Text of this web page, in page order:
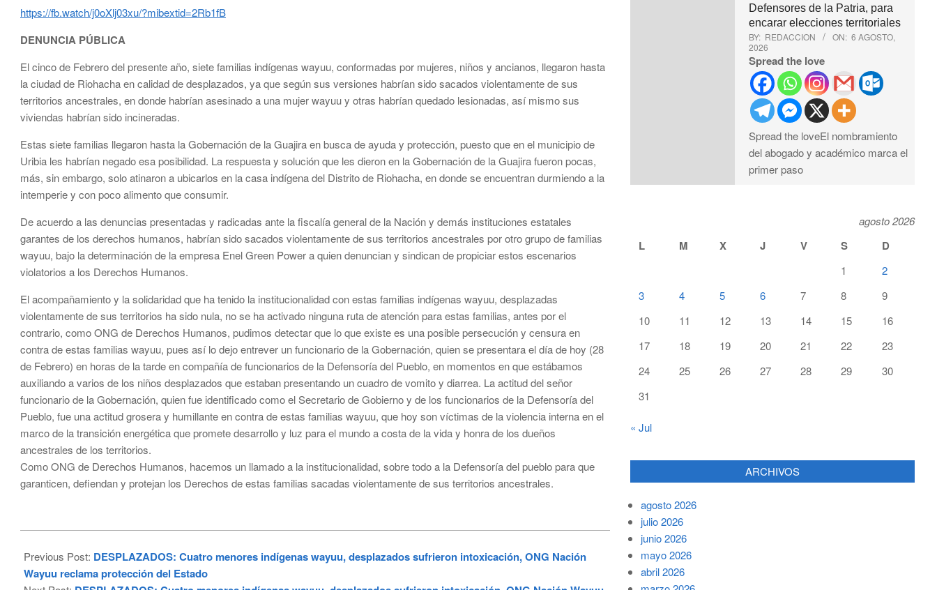
https://fb.watch/j0oXlj03xu/?mibextid=2Rb1fB
DENUNCIA PÚBLICA
El cinco de Febrero del presente año, siete familias indígenas wayuu, conformadas por mujeres, niños y ancianos, llegaron hasta
la ciudad de Riohacha en calidad de desplazados, ya que según sus versiones habrían sido sacados violentamente de sus
territorios ancestrales, en donde habrían asesinado a una mujer wayuu y otras habrían quedado lesionadas, así mismo sus
viviendas habrían sido incineradas.
Estas siete familias llegaron hasta la Gobernación de la Guajira en busca de ayuda y protección, puesto que en el municipio de
Uribia les habrían negado esa posibilidad. La respuesta y solución que les dieron en la Gobernación de la Guajira fueron pocas,
más, sin embargo, solo atinaron a ubicarlos en la casa indígena del Distrito de Riohacha, en donde se encuentran durmiendo a la
intemperie y con poco alimento que consumir.
De acuerdo a las denuncias presentadas y radicadas ante la fiscalía general de la Nación y demás instituciones estatales
garantes de los derechos humanos, habrían sido sacados violentamente de sus territorios ancestrales por otro grupo de familias
wayuu, bajo la determinación de la empresa Enel Green Power a quien denuncian y sindican de propiciar estos escenarios
violatorios a los Derechos Humanos.
El acompañamiento y la solidaridad que ha tenido la institucionalidad con estas familias indígenas wayuu, desplazadas
violentamente de sus territorios ha sido nula, no se ha activado ninguna ruta de atención para estas familias, antes por el
contrario, como ONG de Derechos Humanos, pudimos detectar que lo que existe es una posible persecución y censura en
contra de estas familias wayuu, pues así lo dejo entrever un funcionario de la Gobernación, quien se presentara el día de hoy (28
de Febrero) en horas de la tarde en compañía de funcionarios de la Defensoría del Pueblo, en momentos en que estábamos
auxiliando a varios de los niños desplazados que estaban presentando un cuadro de vomito y diarrea. La actitud del señor
funcionario de la Gobernación, quien fue identificado como el Secretario de Gobierno y de los funcionarios de la Defensoría del
Pueblo, fue una actitud grosera y humillante en contra de estas familias wayuu, que hoy son víctimas de la violencia interna en el
marco de la transición energética que promete desarrollo y luz para el mundo a costa de la vida y honra de los dueños
ancestrales de los territorios.
Como ONG de Derechos Humanos, hacemos un llamado a la institucionalidad, sobre todo a la Defensoría del pueblo para que
garanticen, defiendan y protejan los Derechos de estas familias sacadas violentamente de sus territorios ancestrales.
03-
02
Previous Post: DESPLAZADOS: Cuatro menores indígenas wayuu, desplazados sufrieron intoxicación, ONG Nación
Wayuu reclama protección del Estado
Defensores de la Patria, para
encarar elecciones territoriales
BY: REDACCION ON: 6 AGOSTO,
2026
Spread the love
Spread the loveEl nombramiento
del abogado y académico marca el
primer paso
agosto 2026
L M X J V S D
1
2
3
4 5 6 7 8
9
10
11 12 13 14 15
16
17
18 19 20 21 22
23
24
25 26 27 28 29
30
31
« Jul
ARCHIVOS
agosto 2026
julio 2026
junio 2026
mayo 2026
abril 2026